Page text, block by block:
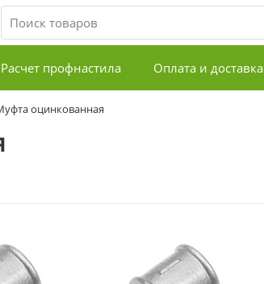
Расчет профнастила Оплата и доставка
оцинкованная